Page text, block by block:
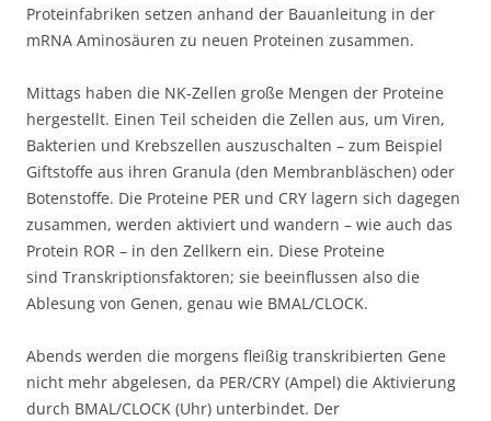
Proteinfabriken setzen anhand der Bauanleitung in der
mRNA Aminosäuren zu neuen Proteinen zusammen.
Mittags haben die NK-Zellen große Mengen der Proteine
hergestellt. Einen Teil scheiden die Zellen aus, um Viren,
Bakterien und Krebszellen auszuschalten – zum Beispiel
Giftstoffe aus ihren Granula (den Membranbläschen) oder
Botenstoffe. Die Proteine PER und CRY lagern sich dagegen
zusammen, werden aktiviert und wandern – wie auch das
Protein ROR – in den Zellkern ein. Diese Proteine
sind Transkriptionsfaktoren; sie beeinflussen also die
Ablesung von Genen, genau wie BMAL/CLOCK.
Abends werden die morgens fleißig transkribierten Gene
nicht mehr abgelesen, da PER/CRY (Ampel) die Aktivierung
durch BMAL/CLOCK (Uhr) unterbindet. Der